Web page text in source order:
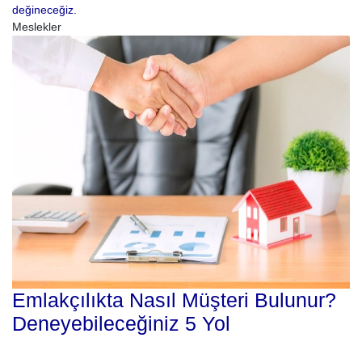
değineceğiz.
Meslekler
Emlakçılıkta Nasıl Müşteri Bulunur?
Deneyebileceğiniz 5 Yol